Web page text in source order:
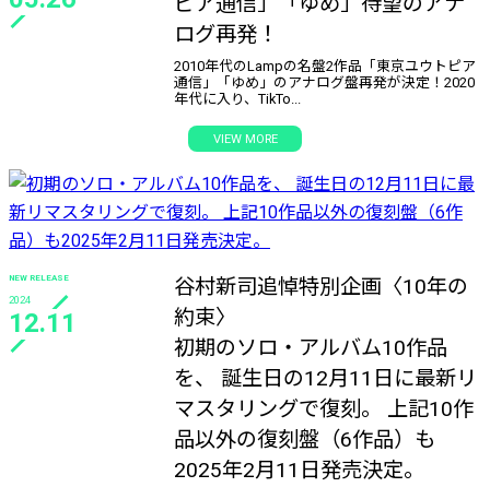
ログ再発！
2010年代のLampの名盤2作品「東京ユウトピア
通信」「ゆめ」のアナログ盤再発が決定！2020
年代に入り、TikTo...
VIEW MORE
NEW RELEASE
2024
12.11
谷村新司追悼特別企画〈10年の
約束〉
初期のソロ・アルバム10作品
を、 誕生日の12月11日に最新リ
マスタリングで復刻。 上記10作
品以外の復刻盤（6作品）も
2025年2月11日発売決定。